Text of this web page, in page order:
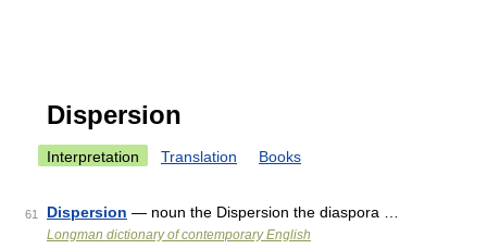
Dispersion
Interpretation Translation Books
61 Dispersion — noun the Dispersion the diaspora …
Longman dictionary of contemporary English